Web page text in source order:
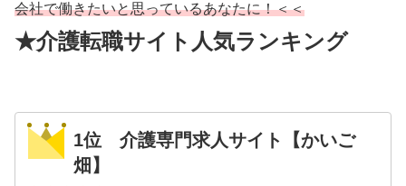
会社で働きたいと思っているあなたに！＜＜
★介護転職サイト人気ランキング
1位 介護専門求人サイト【かいご
畑】